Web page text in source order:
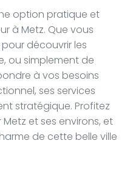
option pratique et
à Metz. Que vous
découvrir les
ou simplement de
à vos besoins
ses services
stratégique. Profitez
et ses environs, et
de cette belle ville